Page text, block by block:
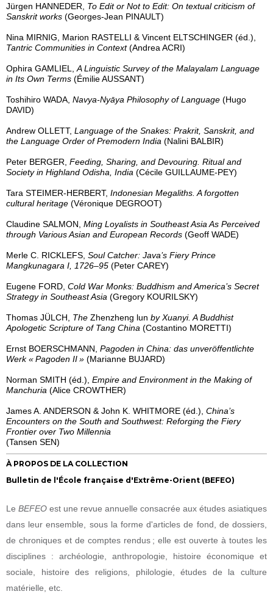
Jürgen HANNEDER, To Edit or Not to Edit: On textual criticism of
Sanskrit works (Georges-Jean PINAULT)
Nina MIRNIG, Marion RASTELLI & Vincent ELTSCHINGER (éd.),
Tantric Communities in Context(Andrea ACRI)
Ophira GAMLIEL, A Linguistic Survey of the Malayalam Language
in Its Own Terms (Émilie AUSSANT)
Toshihiro WADA, Navya-Nyāya Philosophy of Language (Hugo
DAVID)
Andrew OLLETT, Language of the Snakes: Prakrit, Sanskrit, and
the Language Order of Premodern India (Nalini BALBIR)
Peter BERGER, Feeding, Sharing, and Devouring. Ritual and
Society in Highland Odisha, India (Cécile GUILLAUME-PEY)
Tara STEIMER-HERBERT, Indonesian Megaliths. A forgotten
cultural heritage (Véronique DEGROOT)
Claudine SALMON, Ming Loyalists in Southeast Asia As Perceived
through Various Asian and European Records (Geoff WADE)
Merle C. RICKLEFS, Soul Catcher: Java’s Fiery Prince
Mangkunagara I, 1726–95 (Peter CAREY)
Eugene FORD, Cold War Monks: Buddhism and America’s Secret
Strategy in Southeast Asia (Gregory KOURILSKY)
Thomas JÜLCH, The Zhenzheng lun by Xuanyi. A Buddhist
Apologetic Scripture of Tang China (Costantino MORETTI)
Ernst BOERSCHMANN, Pagoden in China: das unveröffentlichte
Werk « Pagoden II » (Marianne BUJARD)
Norman SMITH (éd.), Empire and Environment in the Making of
Manchuria (Alice CROWTHER)
James A. ANDERSON & John K. WHITMORE (éd.), China’s
Encounters on the South and Southwest: Reforging the Fiery
Frontier over Two Millennia
(Tansen SEN)
À PROPOS DE LA COLLECTION
Bulletin de l'École française d'Extrême-Orient (BEFEO)
Le BEFEO est une revue annuelle consacrée aux études asiatiques
dans leur ensemble, sous la forme d'articles de fond, de dossiers,
de chroniques et de comptes rendus ; elle est ouverte à toutes les
disciplines : archéologie, anthropologie, histoire économique et
sociale, histoire des religions, philologie, études de la culture
matérielle, etc.